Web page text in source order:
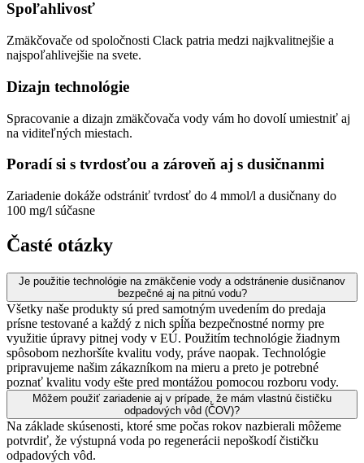
Spoľahlivosť
Zmäkčovače od spoločnosti Clack patria medzi najkvalitnejšie a
najspoľahlivejšie na svete.
Dizajn technológie
Spracovanie a dizajn zmäkčovača vody vám ho dovolí umiestniť aj
na viditeľných miestach.
Poradí si s tvrdosťou a zároveň aj s dusičnanmi
Zariadenie dokáže odstrániť tvrdosť do 4 mmol/l a dusičnany do
100 mg/l súčasne
Časté otázky
Je použitie technológie na zmäkčenie vody a odstránenie dusičnanov
bezpečné aj na pitnú vodu?
Všetky naše produkty sú pred samotným uvedením do predaja
prísne testované a každý z nich spĺňa bezpečnostné normy pre
využitie úpravy pitnej vody v EÚ. Použitím technológie žiadnym
spôsobom nezhoršíte kvalitu vody, práve naopak. Technológie
pripravujeme našim zákazníkom na mieru a preto je potrebné
poznať kvalitu vody ešte pred montážou pomocou rozboru vody.
Môžem použiť zariadenie aj v prípade, že mám vlastnú čističku
odpadových vôd (ČOV)?
Na základe skúsenosti, ktoré sme počas rokov nazbierali môžeme
potvrdiť, že výstupná voda po regenerácii nepoškodí čističku
odpadových vôd.